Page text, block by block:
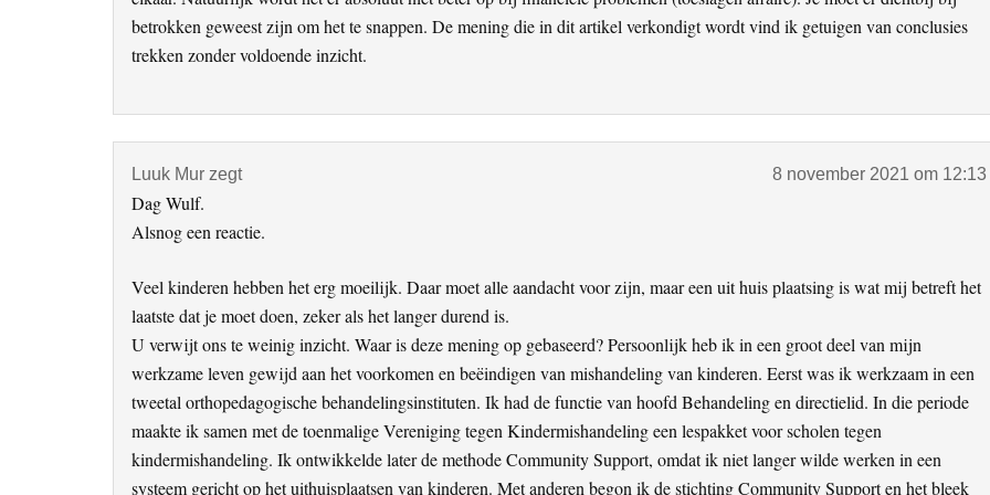
betrokken geweest zijn om het te snappen. De mening die in dit artikel verkondigt wordt vind ik getuigen van conclusies
trekken zonder voldoende inzicht.
Luuk Mur zegt 8 november 2021 om 12:13
Dag Wulf.
Alsnog een reactie.
Veel kinderen hebben het erg moeilijk. Daar moet alle aandacht voor zijn, maar een uit huis plaatsing is wat mij betreft het
laatste dat je moet doen, zeker als het langer durend is.
U verwijt ons te weinig inzicht. Waar is deze mening op gebaseerd? Persoonlijk heb ik in een groot deel van mijn
werkzame leven gewijd aan het voorkomen en beëindigen van mishandeling van kinderen. Eerst was ik werkzaam in een
tweetal orthopedagogische behandelingsinstituten. Ik had de functie van hoofd Behandeling en directielid. In die periode
maakte ik samen met de toenmalige Vereniging tegen Kindermishandeling een lespakket voor scholen tegen
kindermishandeling. Ik ontwikkelde later de methode Community Support, omdat ik niet langer wilde werken in een
systeem gericht op het uithuisplaatsen van kinderen. Met anderen begon ik de stichting Community Support en het bleek